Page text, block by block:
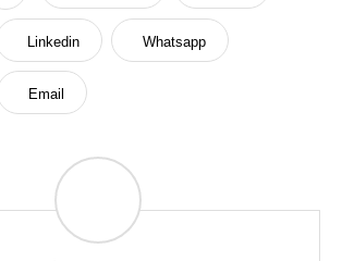
Linkedin Whatsapp
Email